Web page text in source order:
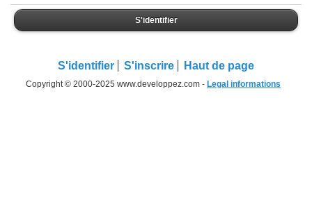
S'identifier
S'identifier S'inscrire Haut de page
Copyright © 2000-2025 www.developpez.com - Legal informations